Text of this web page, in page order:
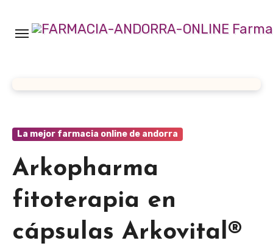
contenido
La mejor farmacia online de andorra
Arkopharma
fitoterapia en
cápsulas Arkovital®